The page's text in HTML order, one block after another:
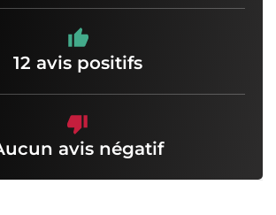
12 avis positifs
avis négatif